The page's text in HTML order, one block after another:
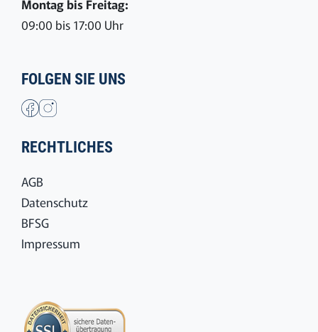
Montag bis Freitag:
09:00 bis 17:00 Uhr
FOLGEN SIE UNS
RECHTLICHES
AGB
Datenschutz
BFSG
Impressum